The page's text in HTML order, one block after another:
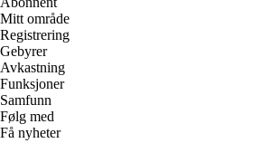
Mitt område
Registrering
Gebyrer
Avkastning
Funksjoner
Samfunn
Følg med
Få nyheter